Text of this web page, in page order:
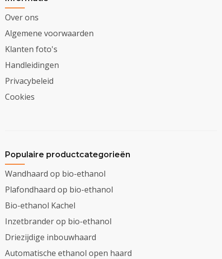
Over ons
Algemene voorwaarden
Klanten foto's
Handleidingen
Privacybeleid
Cookies
Populaire productcategorieën
Wandhaard op bio-ethanol
Plafondhaard op bio-ethanol
Bio-ethanol Kachel
Inzetbrander op bio-ethanol
Driezijdige inbouwhaard
Automatische ethanol open haard